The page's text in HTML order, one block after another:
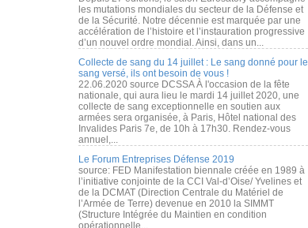
les mutations mondiales du secteur de la Défense et
de la Sécurité. Notre décennie est marquée par une
accélération de l’histoire et l’instauration progressive
d’un nouvel ordre mondial. Ainsi, dans un...
Collecte de sang du 14 juillet : Le sang donné pour le
sang versé, ils ont besoin de vous !
22.06.2020 source DCSSA À l'occasion de la fête
nationale, qui aura lieu le mardi 14 juillet 2020, une
collecte de sang exceptionnelle en soutien aux
armées sera organisée, à Paris, Hôtel national des
Invalides Paris 7e, de 10h à 17h30. Rendez-vous
annuel,...
Le Forum Entreprises Défense 2019
source: FED Manifestation biennale créée en 1989 à
l’initiative conjointe de la CCI Val-d’Oise/ Yvelines et
de la DCMAT (Direction Centrale du Matériel de
l’Armée de Terre) devenue en 2010 la SIMMT
(Structure Intégrée du Maintien en condition
opérationnelle...